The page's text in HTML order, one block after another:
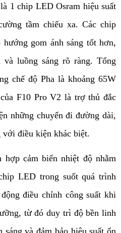
1 chip LED Osram hiệu suất
tầm chiếu xa. Các chip
gom ánh sáng tốt hơn,
và luồng sáng rõ ràng. Tổng
chế độ Pha là khoảng 65W
F10 Pro V2 là trợ thủ đắc
những chuyến đi đường dài,
với điều kiện khác biệt.
cảm biến nhiệt độ nhằm
LED trong suốt quá trình
điều chỉnh công suất khi
từ đó duy trì độ bền linh
và đảm bảo hiệu suất ổn